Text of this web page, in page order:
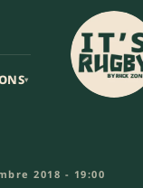
▾
(22-
2018 - 19:00